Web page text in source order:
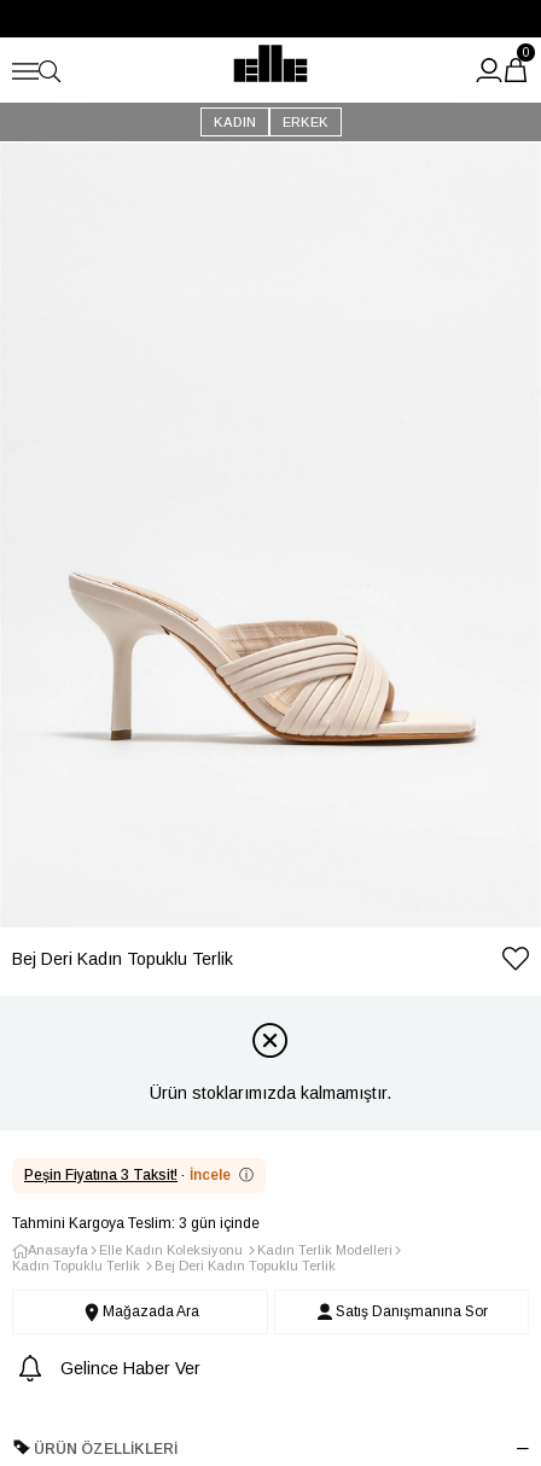
Kargo Ücretsiz!
KADIN ERKEK
0
Bej Deri Kadın Topuklu Terlik
Ürün stoklarımızda kalmamıştır.
Peşin Fiyatına 3 Taksit! · İncele ⓘ
Tahmini Kargoya Teslim: 3 gün içinde
Anasayfa Elle Kadın Koleksiyonu
Kadın Terlik Modelleri
Kadın Topuklu Terlik
Bej Deri Kadın Topuklu Terlik
Mağazada Ara Satış Danışmanına Sor
Gelince Haber Ver
ÜRÜN ÖZELLIKLERI